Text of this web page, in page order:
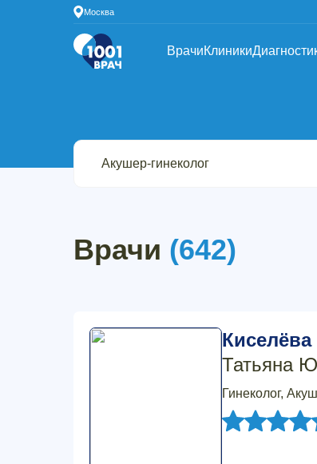
Москва
ВрачиКлиники
Врачи (642)
Киселёва
Татьяна
Гинеколог,